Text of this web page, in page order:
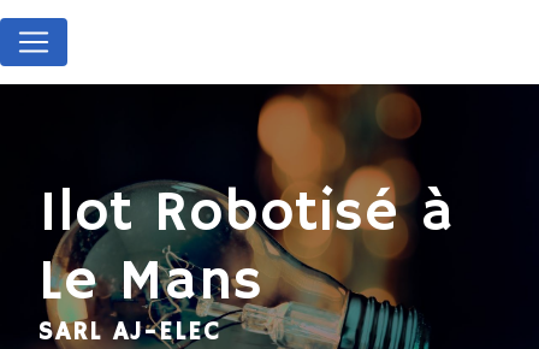
Ilot Robotisé à
Le Mans
SARL AJ-ELEC
Panneau de gestion des cookies